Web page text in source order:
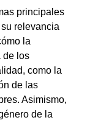
principales
relevancia
la
de los
como la
de las
Asimismo,
de la